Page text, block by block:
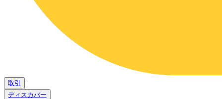
取引
ディスカバー